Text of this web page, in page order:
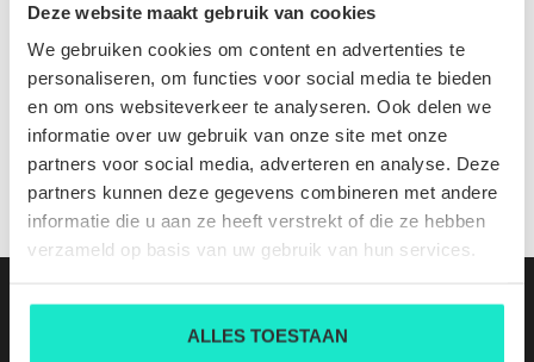
Deze website maakt gebruik van cookies
We gebruiken cookies om content en advertenties te
personaliseren, om functies voor social media te bieden
en om ons websiteverkeer te analyseren. Ook delen we
informatie over uw gebruik van onze site met onze
partners voor social media, adverteren en analyse. Deze
partners kunnen deze gegevens combineren met andere
informatie die u aan ze heeft verstrekt of die ze hebben
verzameld op basis van uw gebruik van hun services.
ALLES TOESTAAN
710805562016
Nog niet gewaardeerd
0 sterren op basis van 0 beoordelingen
JE BEOORDELING TOEVOEGEN